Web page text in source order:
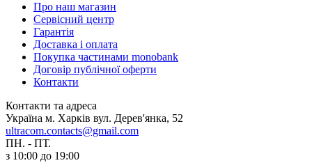
Про наш магазин
Сервісний центр
Гарантія
Доставка і оплата
Покупка частинами monobank
Договір публічної оферти
Контакти
Контакти та адреса
Україна м. Харків вул. Дерев'янка, 52
ultracom.contacts@gmail.com
ПН. - ПТ.
з 10:00 до 19:00